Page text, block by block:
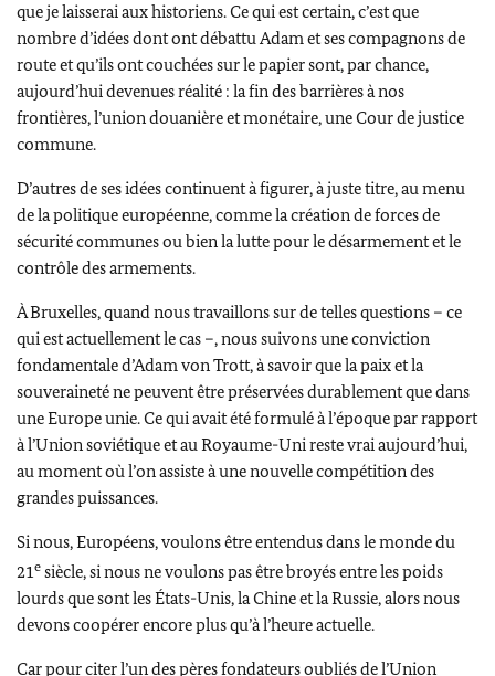
que je laisserai aux historiens. Ce qui est certain, c’est que
nombre d’idées dont ont débattuAdamet ses compagnons de
route et qu’ils ont couchées sur le papier sont, par chance,
aujourd’hui devenues réalité : la fin des barrières à nos
frontières, l’union douanière et monétaire, une Cour de justice
commune.
D’autres de ses idées continuent à figurer, à juste titre, au menu
de la politique européenne, comme la création de forces de
sécurité communes ou bien la lutte pour le désarmement et le
contrôle des armements.
À Bruxelles, quand nous travaillons sur de telles questions – ce
qui est actuellement le cas –, nous suivons une conviction
fondamentaled’Adam von Trott, à savoir que la paix et la
souveraineté ne peuvent être préservées durablement que dans
une Europe unie. Ce qui avait été formulé à l’époque par rapport
à l’Union soviétique et au Royaume-Uni reste vrai aujourd’hui,
au moment où l’on assiste à une nouvelle compétition des
grandes puissances.
Si nous, Européens, voulons être entendus dans le monde du
21esiècle, si nous ne voulons pas être broyés entre les poids
lourds que sont les États-Unis, la Chine et la Russie, alors nous
devons coopérer encore plus qu’à l’heure actuelle.
Car pour citer l’un des pères fondateurs oubliés de l’Union